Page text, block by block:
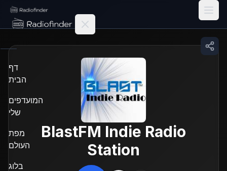
Radiofinder home
דף
הבית
המועדפים
שלי
מפת
העולם
בלוג
BlastFM Indie Radio
Station